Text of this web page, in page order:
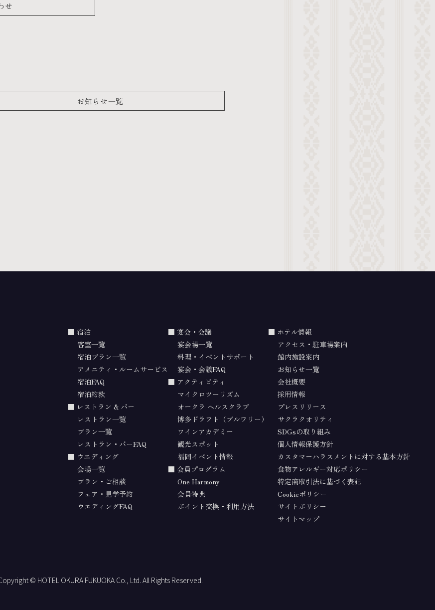
せ
お知らせ一覧
宿泊
客室一覧
宿泊プラン一覧
アメニティ・ルームサービス
宿泊FAQ
宿泊約款
レストラン & バー
レストラン一覧
プラン一覧
レストラン・バーFAQ
ウエディング
会場一覧
プラン・ご相談
フェア・見学予約
ウエディングFAQ
宴会・会議
宴会場一覧
料理・イベントサポート
宴会・会議FAQ
アクティビティ
マイクロツーリズム
オークラ ヘルスクラブ
博多ドラフト（ブルワリー）
ワインアカデミー
観光スポット
福岡イベント情報
会員プログラム
One Harmony
会員特典
ポイント交換・利用方法
ホテル情報
アクセス・駐車場案内
館内施設案内
お知らせ一覧
会社概要
採用情報
プレスリリース
サクラクオリティ
SDGsの取り組み
個人情報保護方針
カスタマーハラスメントに対する基本方針
食物アレルギー対応ポリシー
特定商取引法に基づく表記
Cookieポリシー
サイトポリシー
サイトマップ
© HOTEL OKURA FUKUOKA Co., Ltd. All Rights Reserved.